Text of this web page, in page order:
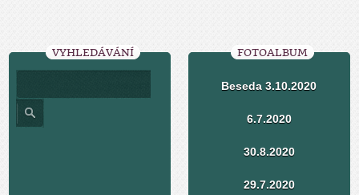
VYHLEDÁVÁNÍ FOTOALBUM
Beseda 3.10.2020
6.7.2020
30.8.2020
29.7.2020